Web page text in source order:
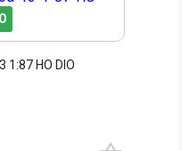
1:87 HO DIO